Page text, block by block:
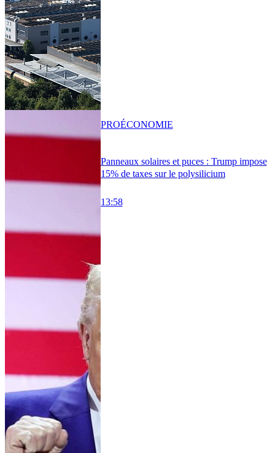
Panneaux solaires et puces : Trump impose
15% de taxes sur le polysilicium
13:58
PROÉCONOMIE